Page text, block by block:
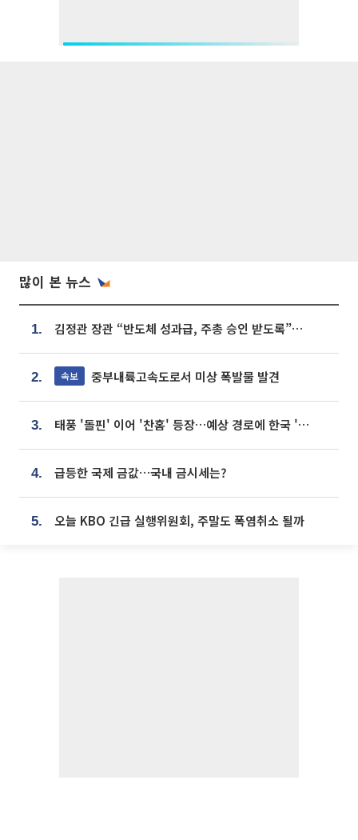
많이 본 뉴스
1. 김정관 장관 “반도체 성과급, 주총 승인 받도록”…상법·자본시장법 개정 시사
2. 속보 중부내륙고속도로서 미상 폭발물 발견
3. 태풍 '돌핀' 이어 '찬홈' 등장…예상 경로에 한국 '한숨'
4. 급등한 국제 금값…국내 금시세는?
5. 오늘 KBO 긴급 실행위원회, 주말도 폭염취소 될까